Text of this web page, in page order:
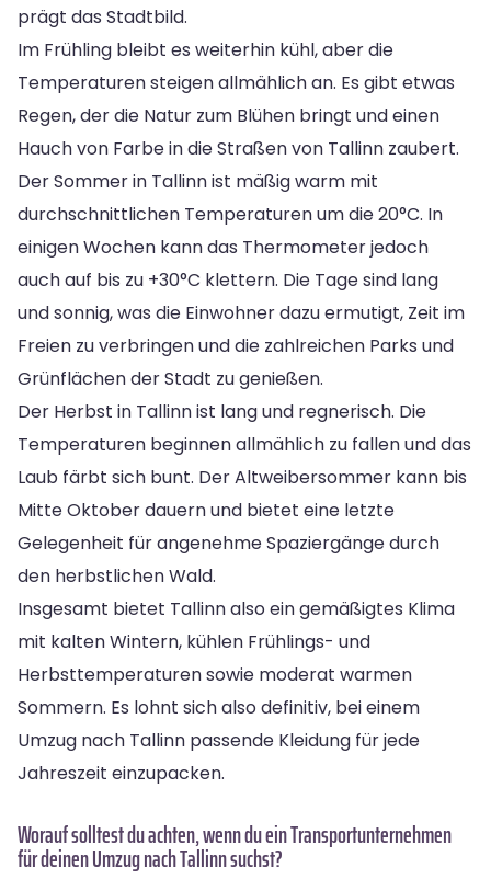
prägt das Stadtbild.
Im Frühling bleibt es weiterhin kühl, aber die
Temperaturen steigen allmählich an. Es gibt etwas
Regen, der die Natur zum Blühen bringt und einen
Hauch von Farbe in die Straßen von Tallinn zaubert.
Der Sommer in Tallinn ist mäßig warm mit
durchschnittlichen Temperaturen um die 20°C. In
einigen Wochen kann das Thermometer jedoch
auch auf bis zu +30°C klettern. Die Tage sind lang
und sonnig, was die Einwohner dazu ermutigt, Zeit im
Freien zu verbringen und die zahlreichen Parks und
Grünflächen der Stadt zu genießen.
Der Herbst in Tallinn ist lang und regnerisch. Die
Temperaturen beginnen allmählich zu fallen und das
Laub färbt sich bunt. Der Altweibersommer kann bis
Mitte Oktober dauern und bietet eine letzte
Gelegenheit für angenehme Spaziergänge durch
den herbstlichen Wald.
Insgesamt bietet Tallinn also ein gemäßigtes Klima
mit kalten Wintern, kühlen Frühlings- und
Herbsttemperaturen sowie moderat warmen
Sommern. Es lohnt sich also definitiv, bei einem
Umzug nach Tallinn passende Kleidung für jede
Jahreszeit einzupacken.
Worauf solltest du achten, wenn du ein Transportunternehmen
für deinen Umzug nach Tallinn suchst?